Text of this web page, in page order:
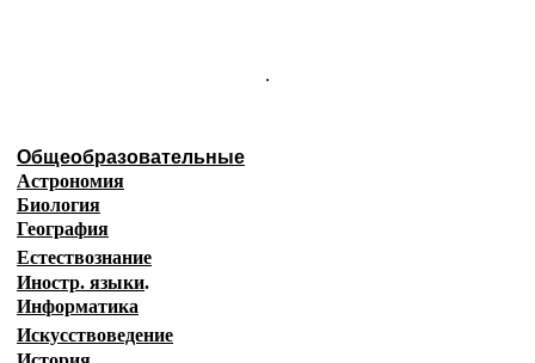
.
Общеобразовательные
Астрономия
Биология
География
Естествознание
Иностр. языки.
Информатика
Искусствоведение